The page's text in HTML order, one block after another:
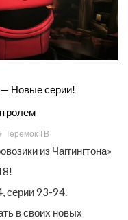
— Новые серии!
Теремок ТВ
из Чаггингтона»
серии 93-94.
в своих новых